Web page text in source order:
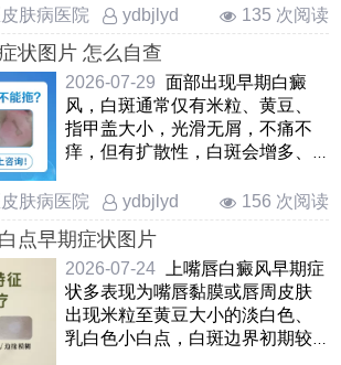
小 ……
皮肤病医院 ydbjlyd 135 次阅读
状图片 怎么自查
2026-07-29 面部出现早期白癜
风，白斑通常仅有米粒、黄豆、
指甲盖大小，光滑无屑，不痛不
痒，但有扩散性，白斑会增多、
有 ……
皮肤病医院 ydbjlyd 156 次阅读
点早期症状图片
2026-07-24
上嘴唇白癜风早期症
状多表现为嘴唇黏膜或唇周皮肤
出现米粒至黄豆大小的淡白色、
乳白色小白点，白斑边界初期较